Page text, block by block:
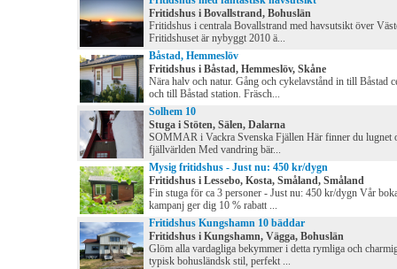
Fritidshus i Bovallstrand, Bohuslän
Fritidshus i centrala Bovallstrand med havsutsikt över
Fritidshuset är nybyggt 2010 ä...
Båstad, Hemmeslöv
Fritidshus i Båstad, Hemmeslöv, Skåne
Nära halv och natur. Gång och cykelavstånd in till Båstad
och till Båstad station. Fräsch...
Solhem 10
Stuga i Stöten, Sälen, Dalarna
SOMMAR i Vackra Svenska Fjällen Här finner du lugnet
fjällvärlden Med vandring bär...
Mysig fritidshus - Just nu: 450 kr/dygn
Fritidshus i Lessebo, Kosta, Småland, Småland
Fin stuga för ca 3 personer - Just nu: 450 kr/dygn Vår
kampanj ger dig 10 % rabatt ...
Fritidshus Kungshamn 10 bäddar
Fritidshus i Kungshamn, Vägga, Bohuslän
Glöm alla vardagliga bekymmer i detta rymliga och
typisk bohusländsk stil, perfekt ...